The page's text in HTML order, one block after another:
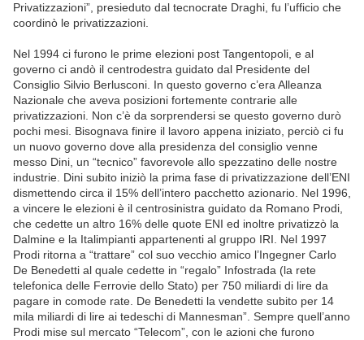
Privatizzazioni”, presieduto dal tecnocrate Draghi, fu l’ufficio che
coordinò le privatizzazioni.
Nel 1994 ci furono le prime elezioni post Tangentopoli, e al
governo ci andò il centrodestra guidato dal Presidente del
Consiglio Silvio Berlusconi. In questo governo c’era Alleanza
Nazionale che aveva posizioni fortemente contrarie alle
privatizzazioni. Non c’è da sorprendersi se questo governo durò
pochi mesi. Bisognava finire il lavoro appena iniziato, perciò ci fu
un nuovo governo dove alla presidenza del consiglio venne
messo Dini, un “tecnico” favorevole allo spezzatino delle nostre
industrie. Dini subito iniziò la prima fase di privatizzazione dell’ENI
dismettendo circa il 15% dell’intero pacchetto azionario. Nel 1996,
a vincere le elezioni è il centrosinistra guidato da Romano Prodi,
che cedette un altro 16% delle quote ENI ed inoltre privatizzò la
Dalmine e la Italimpianti appartenenti al gruppo IRI. Nel 1997
Prodi ritorna a “trattare” col suo vecchio amico l’Ingegner Carlo
De Benedetti al quale cedette in “regalo” Infostrada (la rete
telefonica delle Ferrovie dello Stato) per 750 miliardi di lire da
pagare in comode rate. De Benedetti la vendette subito per 14
mila miliardi di lire ai tedeschi di Mannesman”. Sempre quell’anno
Prodi mise sul mercato “Telecom”, con le azioni che furono